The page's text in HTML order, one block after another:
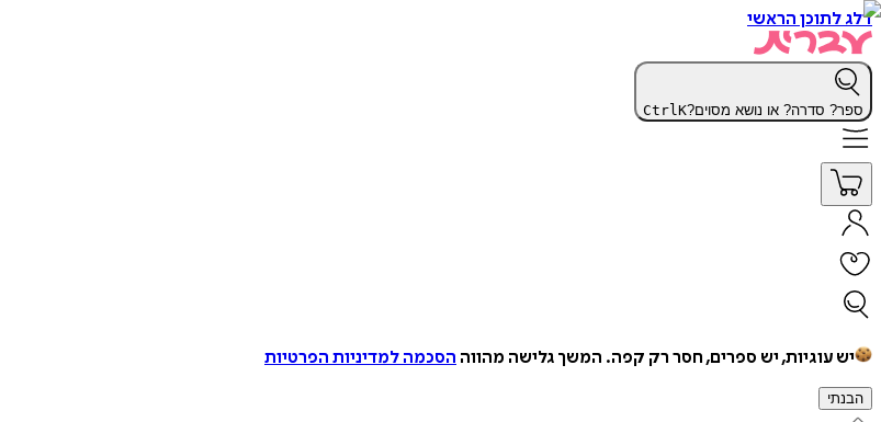
דלג לתוכן הראשי
ספר? סדרה? או נושא מסוים? CtrlK
יש עוגיות, יש ספרים, חסר רק קפה. המשך גלישה מהווה הסכמה למדיניות הפרטיות
הבנתי